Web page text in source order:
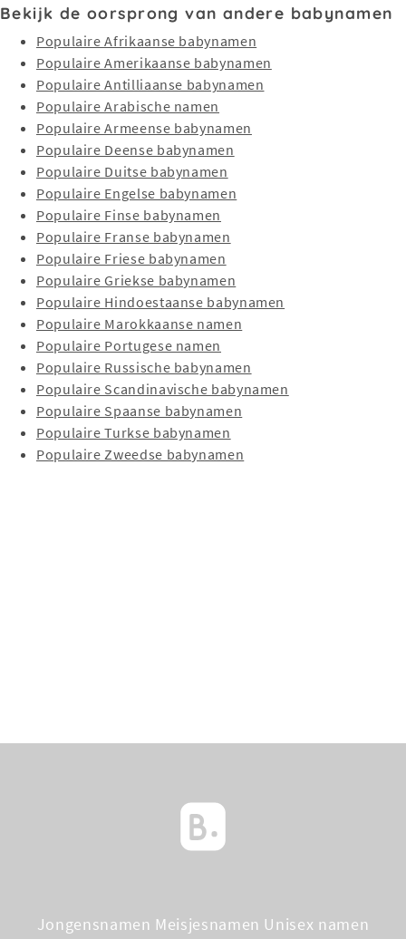
Bekijk de oorsprong van andere babynamen
Populaire Afrikaanse babynamen
Populaire Amerikaanse babynamen
Populaire Antilliaanse babynamen
Populaire Arabische namen
Populaire Armeense babynamen
Populaire Deense babynamen
Populaire Duitse babynamen
Populaire Engelse babynamen
Populaire Finse babynamen
Populaire Franse babynamen
Populaire Friese babynamen
Populaire Griekse babynamen
Populaire Hindoestaanse babynamen
Populaire Marokkaanse namen
Populaire Portugese namen
Populaire Russische babynamen
Populaire Scandinavische babynamen
Populaire Spaanse babynamen
Populaire Turkse babynamen
Populaire Zweedse babynamen
Jongensnamen Meisjesnamen Unisex namen